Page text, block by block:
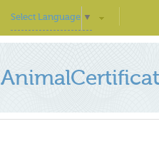
Select Language ▼